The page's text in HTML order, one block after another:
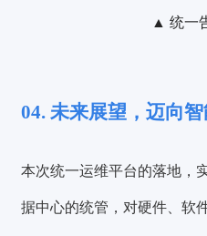
▲ 统一
04. 未来展望，迈向
本次统一运维平台的落地，
据中心的统管，对硬件、软